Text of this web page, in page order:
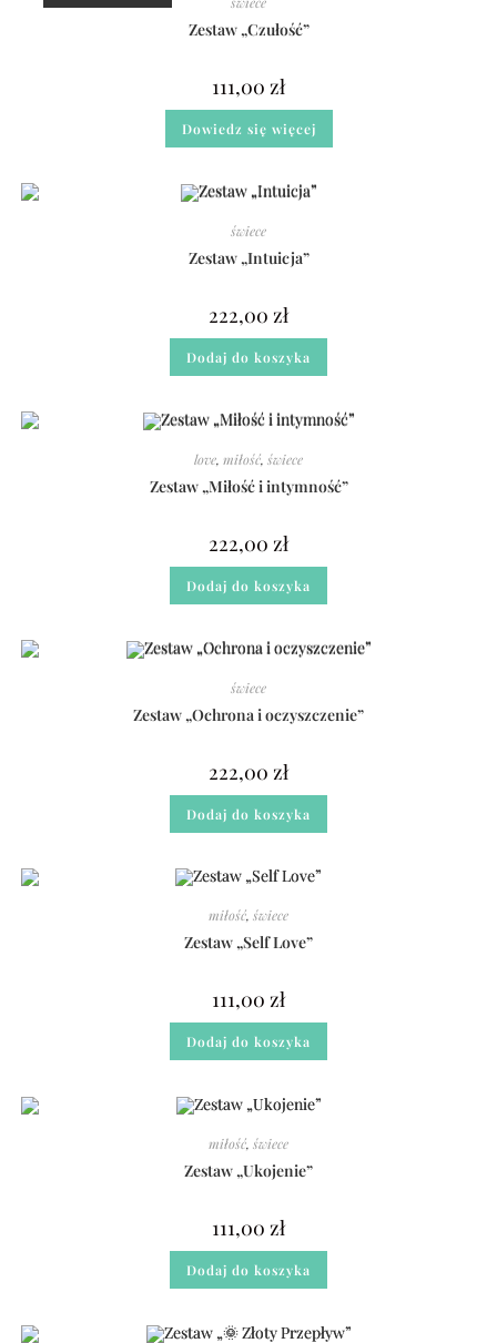
Zestaw „Czułość”
111,00 zł
Dowiedz się więcej
świece
Zestaw „Intuicja”
222,00 zł
Dodaj do koszyka
love, miłość, świece
Zestaw „Miłość i intymność”
222,00 zł
Dodaj do koszyka
świece
Zestaw „Ochrona i oczyszczenie”
222,00 zł
Dodaj do koszyka
miłość, świece
Zestaw „Self Love”
111,00 zł
Dodaj do koszyka
miłość, świece
Zestaw „Ukojenie”
111,00 zł
Dodaj do koszyka